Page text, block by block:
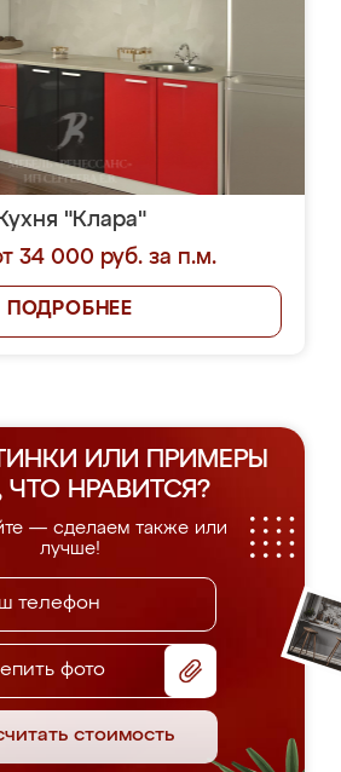
Кухня "Клара"
34 000 руб. за п.м.
ПОДРОБНЕЕ
ИЛИ ПРИМЕРЫ
ЧТО НРАВИТСЯ?
— сделаем также или
лучше!
фото
стоимость